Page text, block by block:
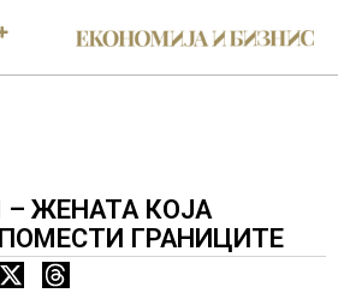
– ЖЕНАТА КОЈА
ГРАНИЦИТЕ